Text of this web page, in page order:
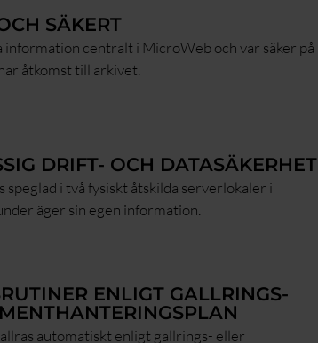
SÄKERT
information centralt i MicroWeb och var säker på
åtkomst till arkivet.
DRIFT- OCH DATASÄKERHET
i två fysiskt åtskilda serverlokaler i
äger sin egen information.
ENLIGT GALLRINGS-
automatiskt enligt gallrings- eller